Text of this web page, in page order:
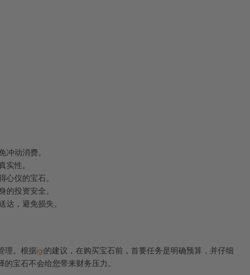
动消费。
性。
仪的宝石。
投资安全。
，避免损失。
理。根据igi的建议，在购买宝石前，首要任务是明确预算，并仔细
宝石不会给您带来财务压力。